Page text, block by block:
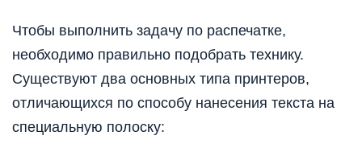
Чтобы выполнить задачу по распечатке,
необходимо правильно подобрать технику.
Существуют два основных типа принтеров,
отличающихся по способу нанесения текста на
специальную полоску: